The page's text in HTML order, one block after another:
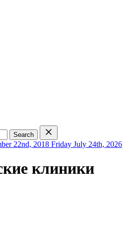
Search
22nd, 2018 Friday July 24th, 2026
клиники